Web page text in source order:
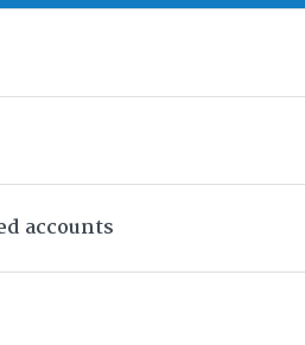
accounts